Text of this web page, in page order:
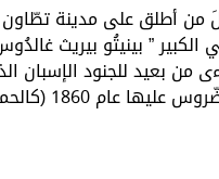
من أطلق على مدينة تطّاون
من بعيد للجنود الإسبان
أودُونيل”